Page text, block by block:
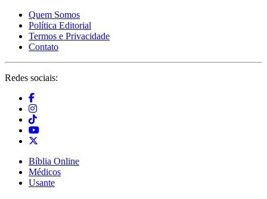
Quem Somos
Política Editorial
Termos e Privacidade
Contato
Redes sociais:
Bíblia Online
Médicos
Usante